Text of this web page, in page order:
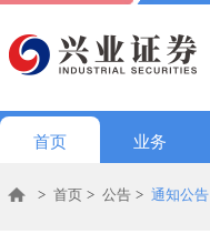
首页 业务
> 首页 > 公告 > 通知公告